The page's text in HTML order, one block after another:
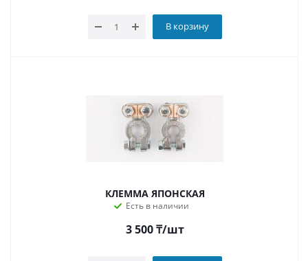
В корзину
КЛЕММА ЯПОНСКАЯ
Есть в наличии
3 500₸/шт